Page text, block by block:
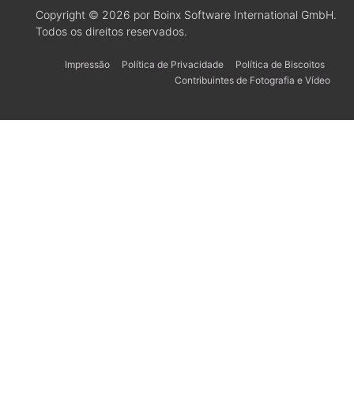
Copyright © 2026 por Boinx Software International GmbH.
Todos os direitos reservados.
Impressão Política de Privacidade
Política de Biscoitos
Contribuintes de Fotografia e Vídeo